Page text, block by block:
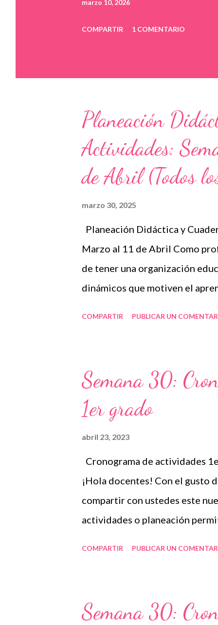
marzo 10, 2026
COMPARTIR 1 COMENTARIO
Planeación
Actividades:
de Abril (Todos
marzo 30, 2025
Planeación Didáctica y
Marzo al 11 de Abril Como
de tener una organización
dinámicos que motiven el
Planeación Didáctica es un
con claridad los objetivos y
nuestros alumnos. Es
colegios en línea o en
donde tener una planificación
estudiante reciba la atención
COMPARTIR PUBLICAR UN
Semana 30:
1er grado
abril 23, 2023
Cronograma de actividades
¡Hola docentes! Con el gusto
compartir con ustedes este
actividades o planeación
Educación Pública, el contexto
COMPARTIR PUBLICAR UN
Semana 30: